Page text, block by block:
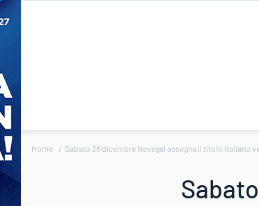
Home Sabato 28 dicembre Nevegal assegna il titolo italiano